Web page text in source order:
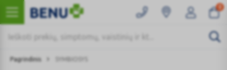
0
Pagrindinis SYMBIOSYS